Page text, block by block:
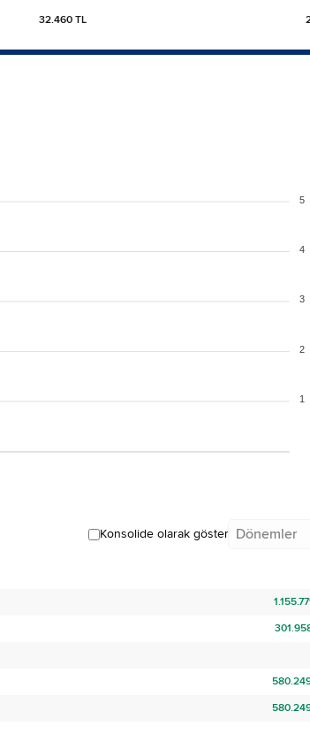
32.460 TL
5
4
3
2
1
Konsolide olarak göster Dönemler